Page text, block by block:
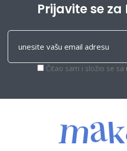
Prijavite se
Čitao sam i složio se sa